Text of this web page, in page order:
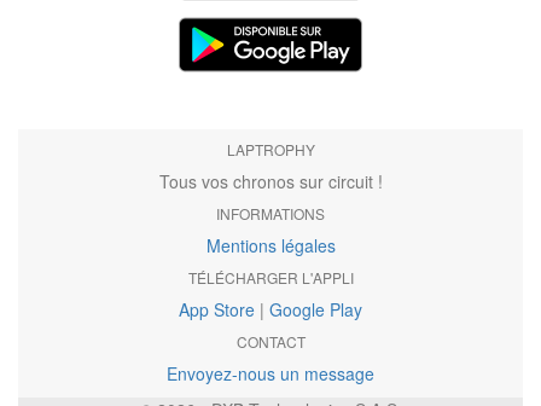
LAPTROPHY
Tous vos chronos sur circuit !
INFORMATIONS
Mentions légales
TÉLÉCHARGER L'APPLI
App Store | Google Play
CONTACT
Envoyez-nous un message